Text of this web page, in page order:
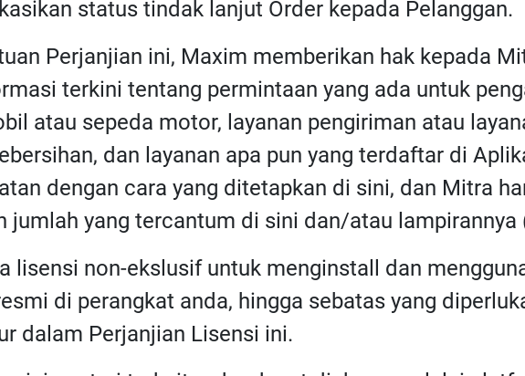
status tindak lanjut Order kepada Pelanggan.
Perjanjian ini, Maxim memberikan hak kepada
terkini tentang permintaan yang ada untuk
atau sepeda motor, layanan pengiriman atau
dan layanan apa pun yang terdaftar di
dengan cara yang ditetapkan di sini, dan Mitra
jumlah yang tercantum di sini dan/atau lampirannya
lisensi non-ekslusif untuk menginstall dan
di perangkat anda, hingga sebatas yang
dalam Perjanjian Lisensi ini.